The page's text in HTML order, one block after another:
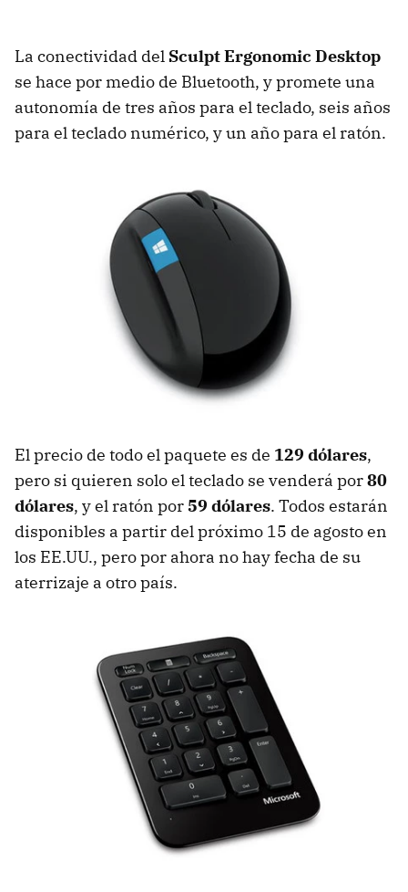
La conectividad del Sculpt Ergonomic Desktop
se hace por medio de Bluetooth, y promete una
autonomía de tres años para el teclado, seis años
para el teclado numérico, y un año para el ratón.
El precio de todo el paquete es de 129 dólares,
pero si quieren solo el teclado se venderá por80
dólares, y el ratón por59 dólares. Todos estarán
disponibles a partir del próximo 15 de agosto en
los EE.UU., pero por ahora no hay fecha de su
aterrizaje a otro país.